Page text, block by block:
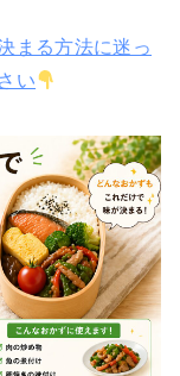
まる方法に迷っ
い